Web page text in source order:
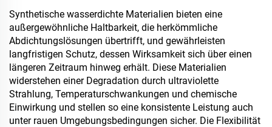
Spanplatten, darunter
Mehrschicht-Sperrholz,
Feinholzplatten, Öko-
Platten, furnierte
Spanplatten usw.
Synthetische wasserdichte Materialien bieten eine
außergewöhnliche Haltbarkeit, die herkömmliche
Abdichtungslösungen übertrifft, und gewährleisten
langfristigen Schutz, dessen Wirksamkeit sich über einen
längeren Zeitraum hinweg erhält. Diese Materialien
widerstehen einer Degradation durch ultraviolette
Strahlung, Temperaturschwankungen und chemische
Einwirkung und stellen so eine konsistente Leistung auch
unter rauen Umgebungsbedingungen sicher. Die Flexibilität